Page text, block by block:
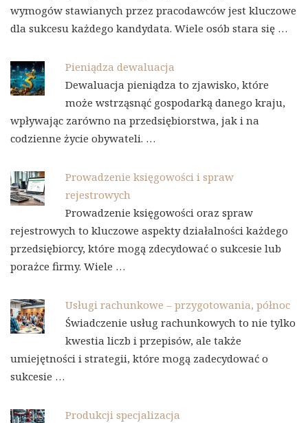
wymogów stawianych przez pracodawców jest kluczowe
dla sukcesu każdego kandydata. Wiele osób stara się …
Pieniądza dewaluacja
Dewaluacja pieniądza to zjawisko, które
może wstrząsnąć gospodarką danego kraju,
wpływając zarówno na przedsiębiorstwa, jak i na
codzienne życie obywateli. …
Prowadzenie księgowości i spraw
rejestrowych
Prowadzenie księgowości oraz spraw
rejestrowych to kluczowe aspekty działalności każdego
przedsiębiorcy, które mogą zdecydować o sukcesie lub
porażce firmy. Wiele …
Usługi rachunkowe – przygotowania, północ
Świadczenie usług rachunkowych to nie tylko
kwestia liczb i przepisów, ale także
umiejętności i strategii, które mogą zadecydować o
sukcesie …
Produkcji specjalizacja